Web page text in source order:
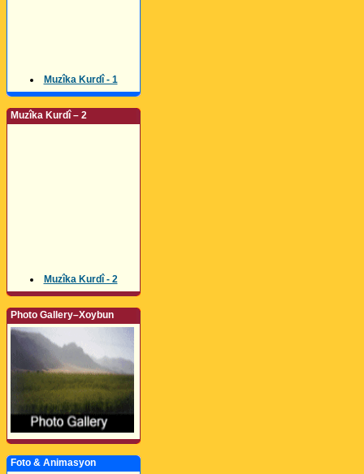
Muzîka Kurdî - 1
Muzîka Kurdî – 2
Muzîka Kurdî - 2
Photo Gallery–Xoybun
Foto & Animasyon